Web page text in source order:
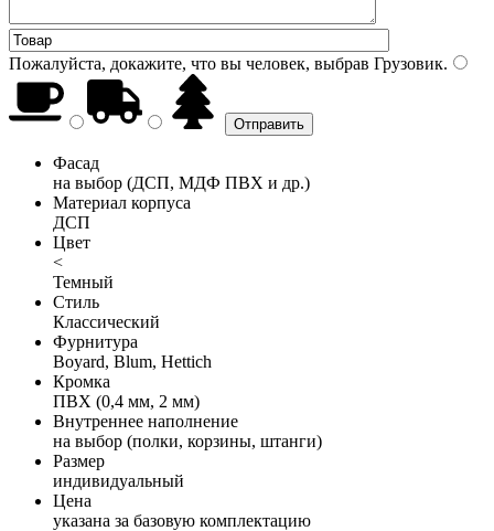
Пожалуйста, докажите, что вы человек, выбрав Грузовик.
Фасад
на выбор (ДСП, МДФ ПВХ и др.)
Материал корпуса
ДСП
Цвет
<
Темный
Стиль
Классический
Фурнитура
Boyard, Blum, Hettich
Кромка
ПВХ (0,4 мм, 2 мм)
Внутреннее наполнение
на выбор (полки, корзины, штанги)
Размер
индивидуальный
Цена
указана за базовую комплектацию